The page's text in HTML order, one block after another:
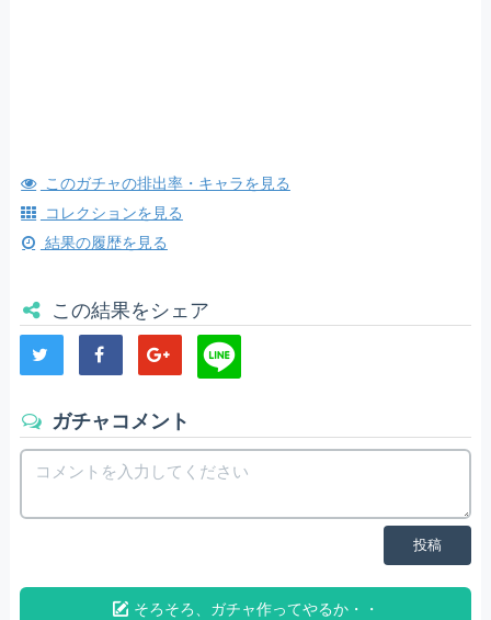
このガチャの排出率・キャラを見る
コレクションを見る
結果の履歴を見る
この結果をシェア
ガチャコメント
投稿
そろそろ、ガチャ作ってやるか・・